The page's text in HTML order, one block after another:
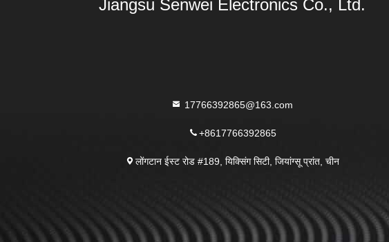
Jiangsu Senwei Electronics Co., Ltd.
17766392865@163.com
+8617766392865
लोंगटान ईस्ट रोड #189, यिक्सिंग सिटी, जियांग्सू प्रांत, चीन